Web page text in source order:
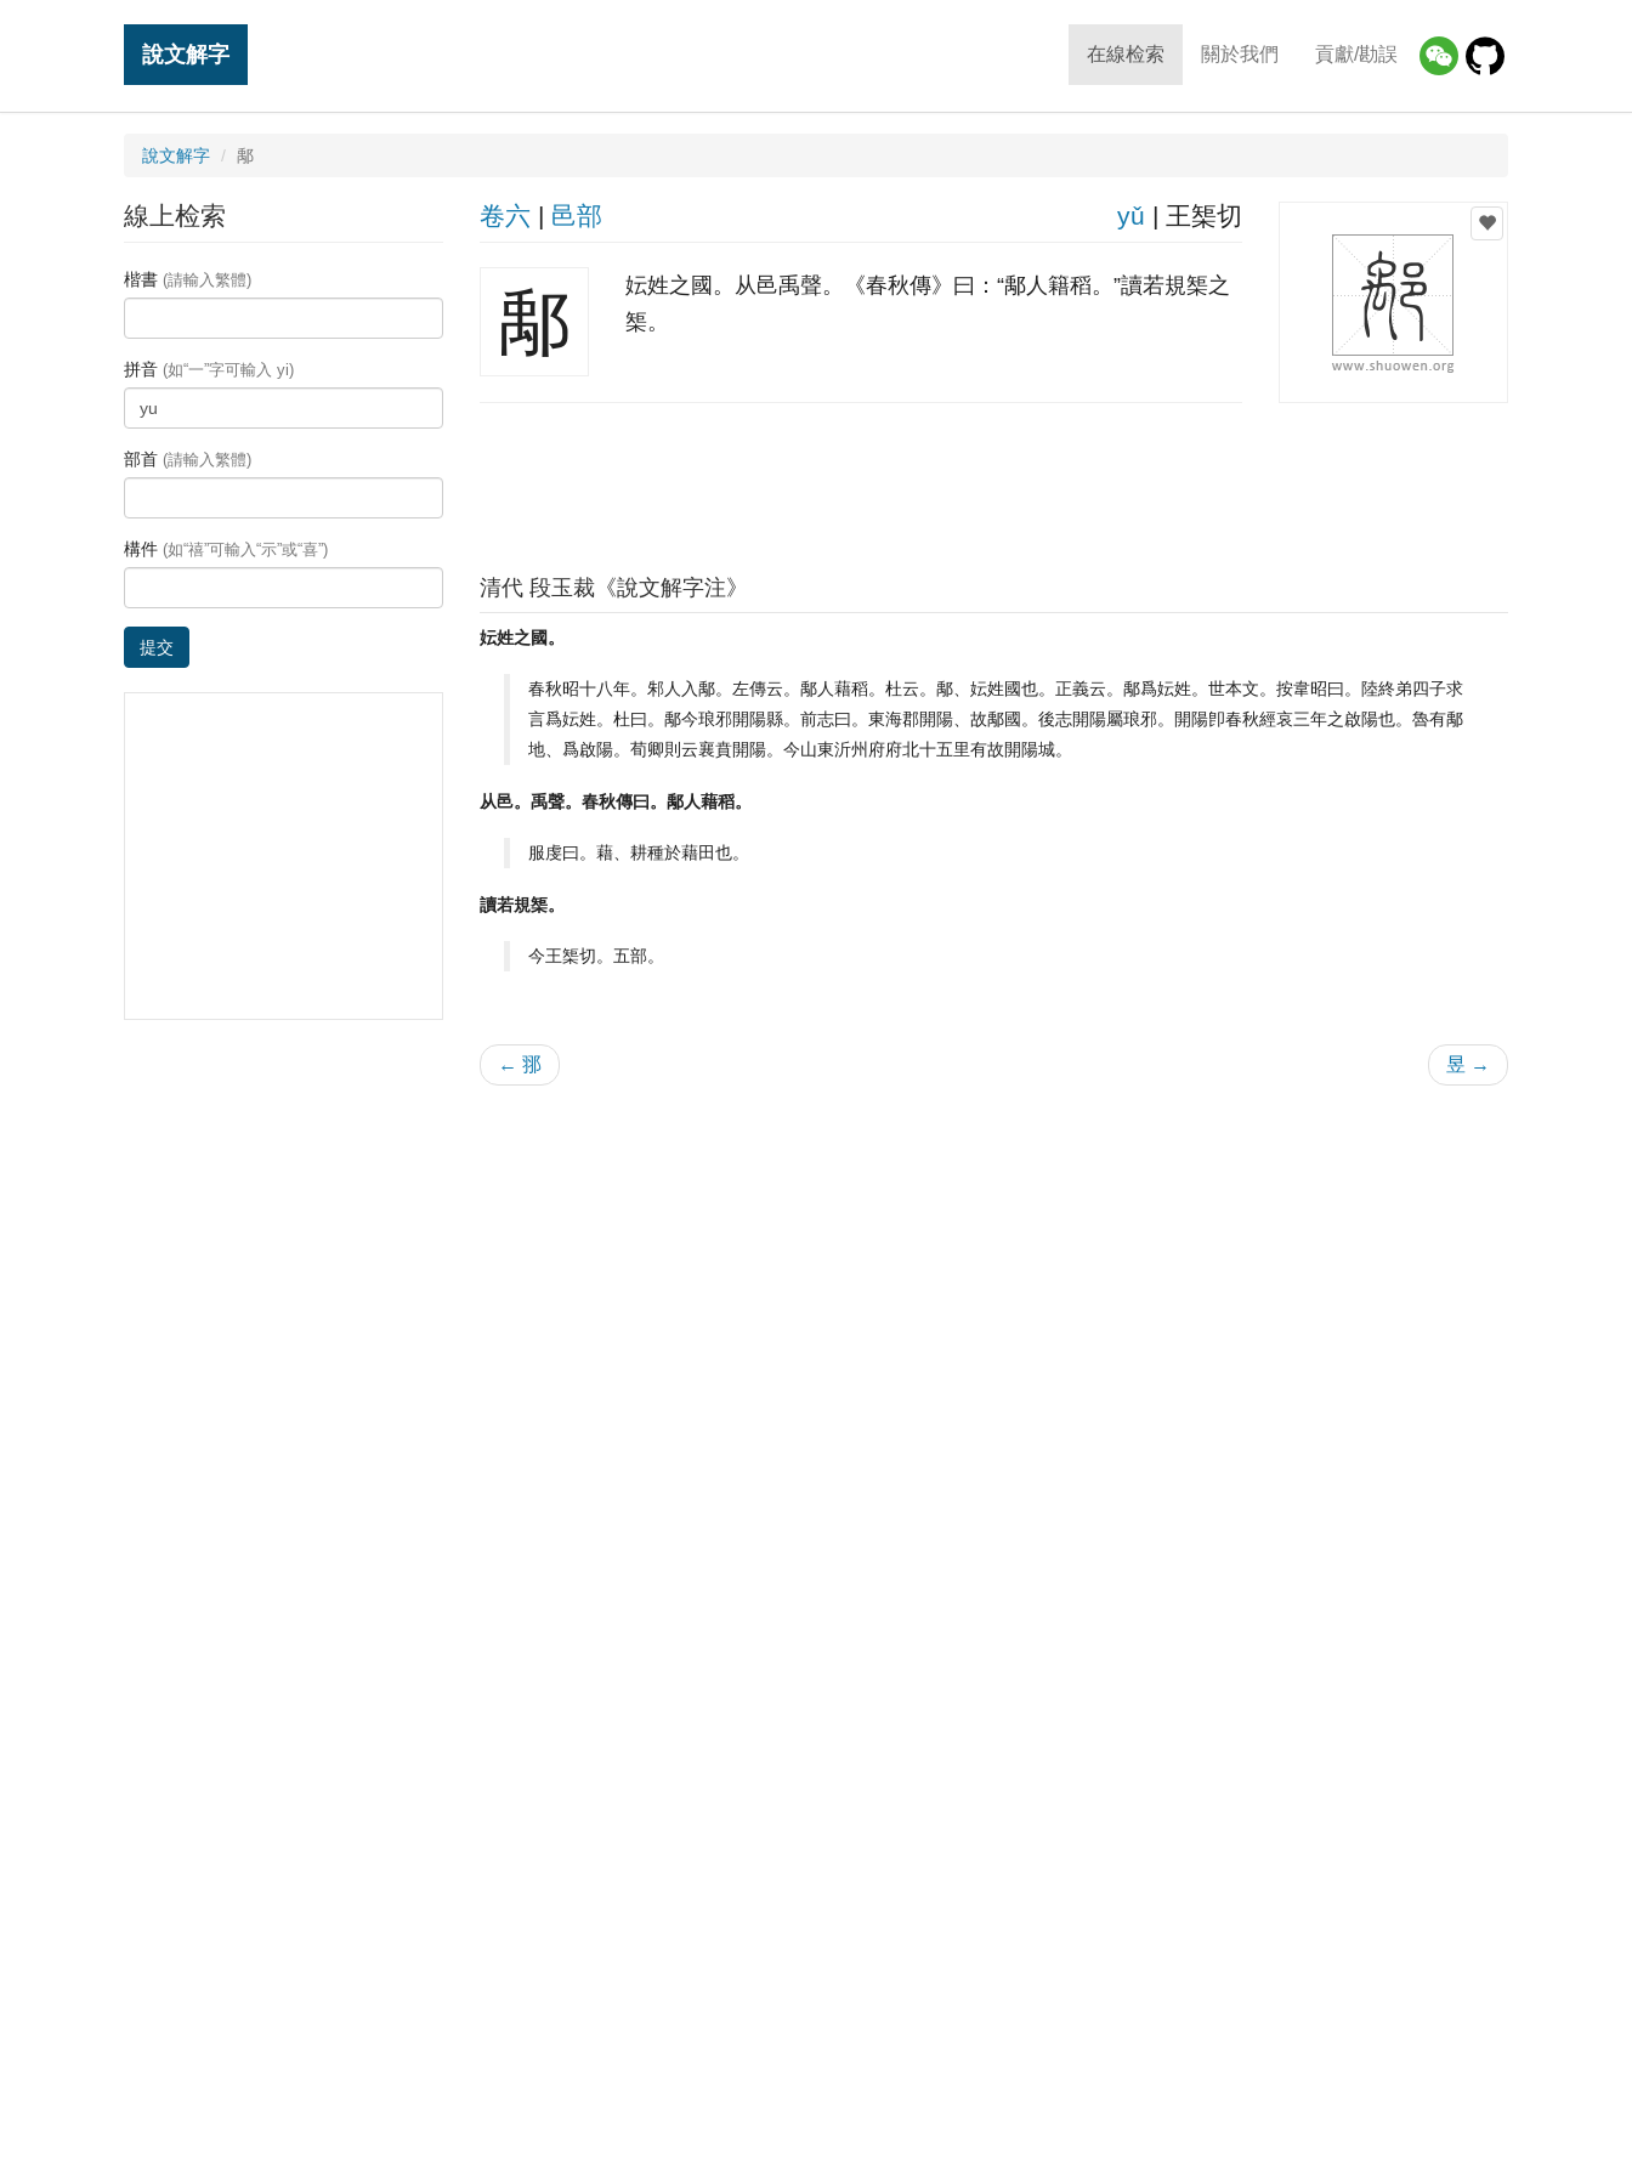
說文解字 在線检索 關於我們 貢獻/勘誤
說文解字 鄅
卷六| 邑部 yǔ | 王榘切
鄅
妘姓之國。从邑禹聲。《春秋傳》曰：“鄅人籍稻。”讀若規榘之
榘。
清代 段玉裁《說文解字注》
妘姓之國。
春秋昭十八年。邾人入鄅。左傳云。鄅人藉稻。杜云。鄅、妘姓國也。正義云。鄅爲妘姓。世本文。按韋昭曰。陸終弟四子求
言爲妘姓。杜曰。鄅今琅邪開陽縣。前志曰。東海郡開陽、故鄅國。後志開陽屬琅邪。開陽卽春秋經哀三年之啟陽也。魯有鄅
地、爲啟陽。荀卿則云襄賁開陽。今山東沂州府府北十五里有故開陽城。
从邑。禹聲。春秋傳曰。鄅人藉稻。
服虔曰。藉、耕種於藉田也。
讀若規榘。
今王榘切。五部。
← 䣁 昱 →
線上检索
楷書 (請輸入繁體)
拼音 (如“一”字可輸入 yi)
部首 (請輸入繁體)
構件 (如“禧”可輸入“示”或“喜”)
提交